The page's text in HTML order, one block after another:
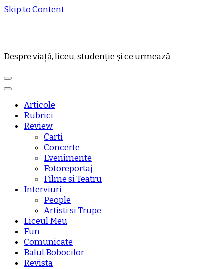
Skip to Content
Despre viață, liceu, studenție și ce urmează
Articole
Rubrici
Review
Carti
Concerte
Evenimente
Fotoreportaj
Filme si Teatru
Interviuri
People
Artisti si Trupe
Liceul Meu
Fun
Comunicate
Balul Bobocilor
Revista